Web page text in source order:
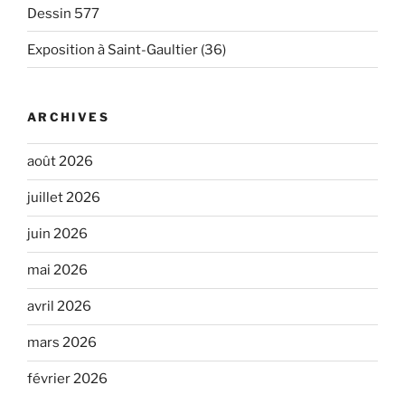
Dessin 577
Exposition à Saint-Gaultier (36)
ARCHIVES
août 2026
juillet 2026
juin 2026
mai 2026
avril 2026
mars 2026
février 2026